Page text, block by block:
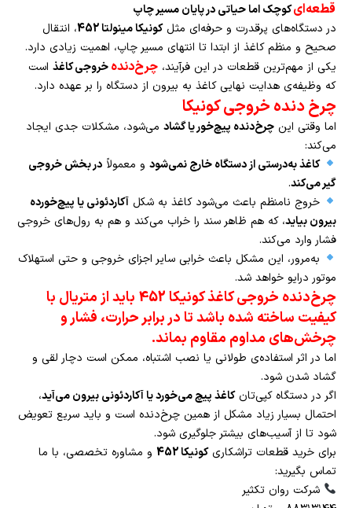
قطعه‌ایکوچک اما حیاتی در پایان مسیر چاپ
در دستگاه‌های پرقدرت و حرفه‌ای مثلکونیکا مینولتا 452
، انتقال
صحیح و منظم کاغذ از ابتدا تا انتهای مسیر چاپ، اهمیت زیادی دارد.
یکی از مهم‌ترین قطعات در این فرآیند، چرخ‌دندهخروجی کاغذ است
که وظیفه‌ی هدایت نهایی کاغذ به بیرون از دستگاه را بر عهده دارد.
چرخ دنده خروجی کونیکا
اما وقتی این چرخ‌دنده پیچ‌خور یا گشاد می‌شود، مشکلات جدی ایجاد
می‌کند:
کاغذ به‌درستی از دستگاه خارج نمی‌شودو معمولاً در بخش خروجی
گیر می‌کند.
خروج نامنظم باعث می‌شود کاغذ به شکل آکاردئونی یا پیچ‌خورده
بیرون بیاید، که هم ظاهر سند را خراب می‌کند و هم به رول‌های خروجی
فشار وارد می‌کند.
به‌مرور، این مشکل باعث خرابی سایر اجزای خروجی و حتی استهلاک
موتور درایو خواهد شد.
چرخ‌دنده خروجی کاغذ کونیکا 452
باید از متریال با
کیفیت ساخته شده باشد تا در برابر حرارت، فشار و
چرخش‌های مداوم مقاوم بماند.
اما در اثر استفاده‌ی طولانی یا نصب اشتباه، ممکن است دچار لقی و
گشاد شدن شود.
اگر در دستگاه کپی‌تانکاغذ پیچ می‌خورد یا آکاردئونی بیرون می‌آید،
احتمال بسیار زیاد مشکل از همین چرخ‌دنده است و باید سریع تعویض
شود تا از آسیب‌های بیشتر جلوگیری شود.
برای خرید قطعات تراشکاریکونیکا 452
و مشاوره تخصصی، با ما
تماس بگیرید:
شرکت روان تکثیر